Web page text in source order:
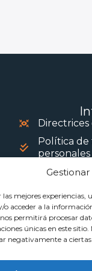
las mejores
o acceder a la
permitirá procesar
únicas en este
negativamente a
Política
personales